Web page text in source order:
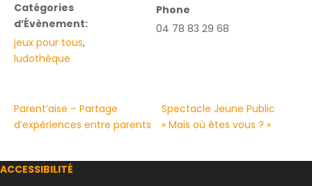
Catégories
d’Évènement:
jeux pour tous,
ludothèque
Phone
04 78 83 29 68
Parent’aise – Partage
d’expériences entre parents
Spectacle Jeune Public
« Mais où êtes vous ? »
ACCESSIBILITÉ